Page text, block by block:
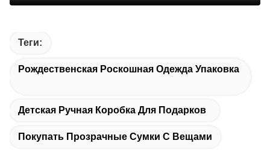
Теги:
Рождественская Роскошная Одежда Упаковка
Детская Ручная Коробка Для Подарков
Покупать Прозрачные Сумки С Вещами